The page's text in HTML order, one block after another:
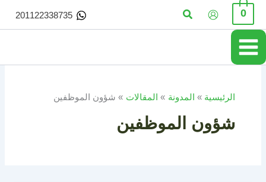
تخطي
المحتوى
0 البحث 201122338735
الرئيسية المدونة المقالات شؤون الموظفين
شؤون الموظفين